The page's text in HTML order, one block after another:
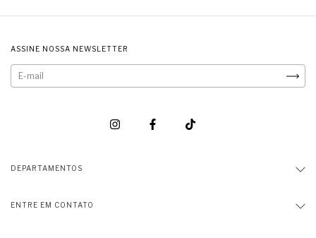
ASSINE NOSSA NEWSLETTER
DEPARTAMENTOS
ENTRE EM CONTATO